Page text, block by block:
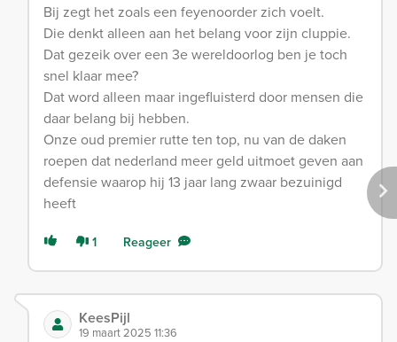
Bij zegt het zoals een feyenoorder zich voelt.
Die denkt alleen aan het belang voor zijn cluppie.
Dat gezeik over een 3e wereldoorlog ben je toch
snel klaar mee?
Dat word alleen maar ingefluisterd door mensen die
daar belang bij hebben.
Onze oud premier rutte ten top, nu van de daken
roepen dat nederland meer geld uitmoet geven aan
defensie waarop hij 13 jaar lang zwaar bezuinigd
heeft
1 Reageer
KeesPijl
19 maart 2025 11:36